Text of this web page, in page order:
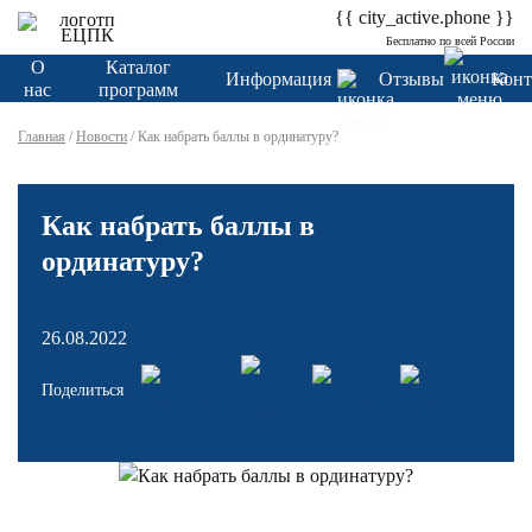
{{ city_active.phone }}
Бесплатно по всей России
О
нас
Каталог
программ
Информация Отзывы
Главная / Новости / Как набрать баллы в ординатуру?
Как набрать баллы в
ординатуру?
26.08.2022
Поделиться